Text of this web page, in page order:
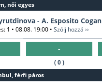
női egyes
- A. Esposito Cogan
1 • 08.08. 19:00 • Szólj hozzá ››
-
( 0 )
férfi páros